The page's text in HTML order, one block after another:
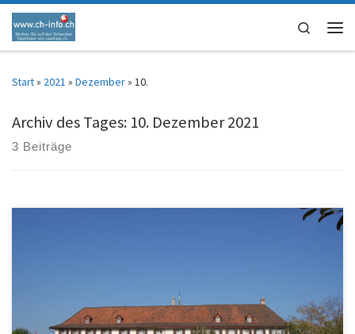
Zum Inhalt springen
Search
Start» 2021 » Dezember» 10.
Archiv des Tages: 10. Dezember 2021
3 Beiträge
Fotos Dorneck SO – cc ch-info.ch – frei verwenden mit Quelle im Web
mit Link!